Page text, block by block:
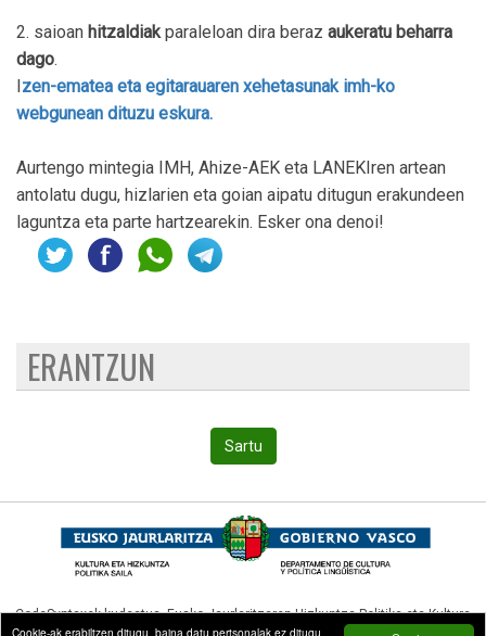
Cookie-ak erabiltzen ditugu, baina datu pertsonalak ez ditugu
2. saioan hitzaldiakparaleloan dira beraz aukeratu beharra
dago.
Izen-ematea eta egitarauaren xehetasunak imh-ko
webgunean dituzu eskura.
Aurtengo mintegia IMH, Ahize-AEK eta LANEKIren artean
antolatu dugu, hizlarien eta goian aipatu ditugun erakundeen
laguntza eta parte hartzearekin. Esker ona denoi!
ERANTZUN
Sartu
CodeSyntaxek kudeatua,Eusko Jaurlaritzaren Hizkuntza Politika eta Kultura